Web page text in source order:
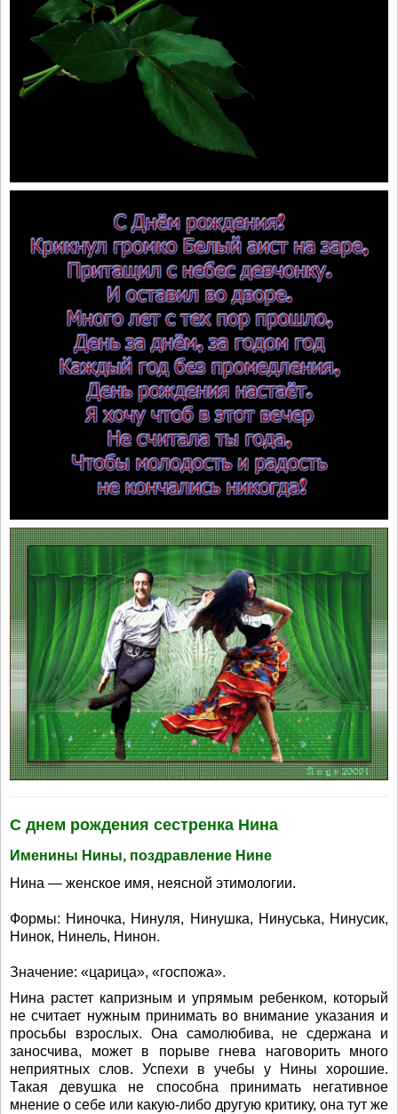
С днем рождения сестренка Нина
Именины Нины, поздравление Нине
Нина — женское имя, неясной этимологии.
Формы: Ниночка, Нинуля, Нинушка, Нинуська, Нинусик,
Нинок, Нинель, Нинон.
Значение: «царица», «госпожа».
Нина растет капризным и упрямым ребенком, который
не считает нужным принимать во внимание указания и
просьбы взрослых. Она самолюбива, не сдержана и
заносчива, может в порыве гнева наговорить много
неприятных слов. Успехи в учебы у Нины хорошие.
Такая девушка не способна принимать негативное
мнение о себе или какую-либо другую критику, она тут же